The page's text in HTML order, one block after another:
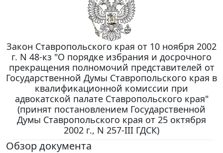
Закон Ставропольского края от 10 ноября 2002
г. N 48-кз "О порядке избрания и досрочного
прекращения полномочий представителей от
Государственной Думы Ставропольского края в
квалификационной комиссии при
адвокатской палате Ставропольского края"
(принят постановлением Государственной
Думы Ставропольского края от 25 октября
2002 г., N 257-III ГДСК)
Обзор документа